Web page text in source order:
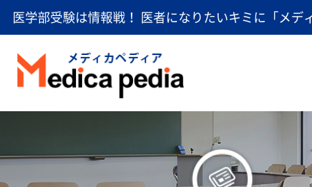
医学部受験は情報戦！ 医者になりたいキミに「メデ